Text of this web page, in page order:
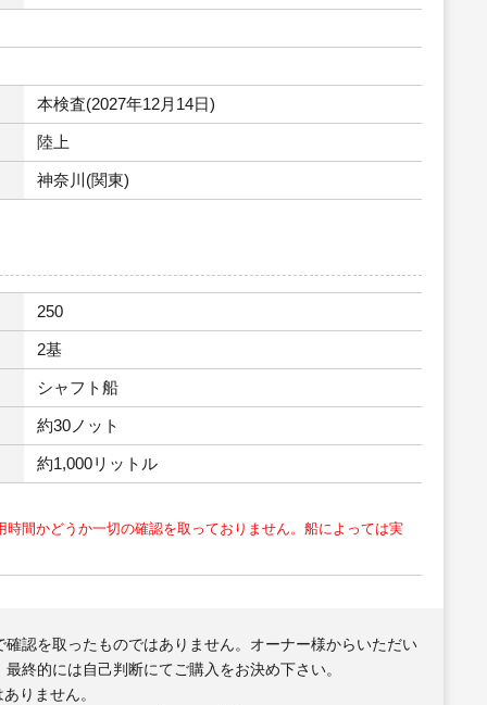
本検査(2027年12月14日)
陸上
神奈川(関東)
250
2基
シャフト船
約30ノット
約1,000リットル
間かどうか一切の確認を取っておりません。船によっては実
認を取ったものではありません。オーナー様からいただい
終的には自己判断にてご購入をお決め下さい。
りません。